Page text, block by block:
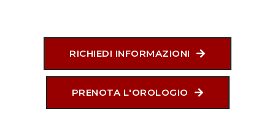
RICHIEDI INFORMAZIONI
PRENOTA L'OROLOGIO